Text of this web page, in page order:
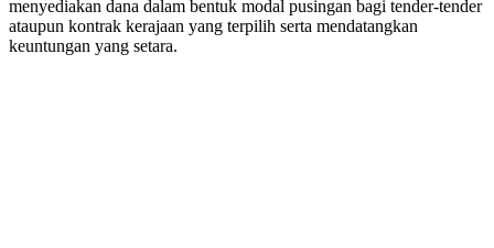
menyediakan dana dalam bentuk modal pusingan bagi tender-tender
ataupun kontrak kerajaan yang terpilih serta mendatangkan
keuntungan yang setara.